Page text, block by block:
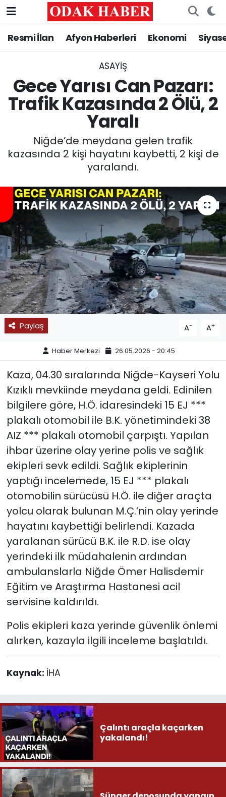
Resmi İlan Afyon Haberleri Ekonomi
ASAYİŞ
Gece Yarısı Can Pazarı:
Trafik Kazasında 2 Ölü, 2
Yaralı
Niğde’de meydana gelen trafik
kazasında 2 kişi hayatını kaybetti, 2 kişi de
yaralandı.
Paylaş A- A+
Haber Merkezi 26.05.2026 - 20:45
Kaza, 04.30 sıralarında Niğde-Kayseri Yolu
Kızıklı mevkiinde meydana geldi. Edinilen
bilgilere göre, H.Ö. idaresindeki 15 EJ ***
plakalı otomobil ile B.K. yönetimindeki 38
AIZ *** plakalı otomobil çarpıştı. Yapılan
ihbar üzerine olay yerine polis ve sağlık
ekipleri sevk edildi. Sağlık ekiplerinin
yaptığı incelemede, 15 EJ *** plakalı
otomobilin sürücüsü H.Ö. ile diğer araçta
yolcu olarak bulunan M.Ç.’nin olay yerinde
hayatını kaybettiği belirlendi. Kazada
yaralanan sürücü B.K. ile R.D. ise olay
yerindeki ilk müdahalenin ardından
ambulanslarla Niğde Ömer Halisdemir
Eğitim ve Araştırma Hastanesi acil
servisine kaldırıldı.
Polis ekipleri kaza yerinde güvenlik önlemi
alırken, kazayla ilgili inceleme başlatıldı.
Kaynak: İHA
Çalıntı araçla kaçarken
yakalandı!
AFYONKARAHİSAR HABERLERİ
ASAYİŞ
SİYASET
MAGAZİN
SAĞLIK
SPOR
11:11 MANŞET
Nöbetçi Eczaneler
Trafik Durumu
Süper Lig Puan Durumu ve Fikstür
Tüm Manşetler
Son Dakika Haberleri
Haber Arşivi